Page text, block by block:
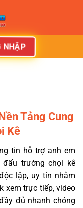
NHẬP
Tảng Cung
Kê
tin hỗ trợ anh em
trường chọi kê
lập, uy tín nhằm
xem trực tiếp, video
đủ nhanh chóng